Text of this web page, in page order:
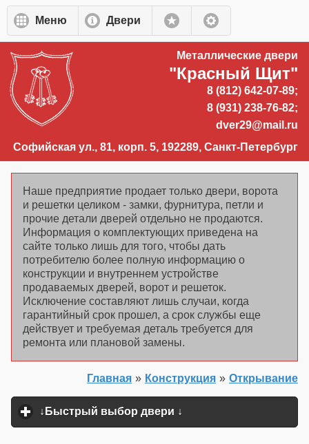
Перейти к основному содержанию
Меню
Двери
Металлические двери
"Красный Щит"
8 (812) 642-07-89;
8 (931) 238-76-82;
dver29@mail.ru
Софийская ул., 81, корп. 5, 192289, Санкт-Петербург
Наше предприятие продает только двери, ворота
и решетки целиком - замки, фурнитура, петли и
прочие детали дверей отдельно не продаются.
Информация о комплектующих приведена на
сайте только лишь для того, чтобы дать
потребителю более полную информацию о
конструкции и внутреннем устройстве
продаваемых дверей, ворот и решеток.
Исключение составляют лишь случаи, когда
гарантийный срок прошел, а срок службы еще
действует и требуемая деталь требуется для
ремонта или плановой замены.
Открывание
»
Конструкция
»
Главная
↓Быстрый выбор двери ↓